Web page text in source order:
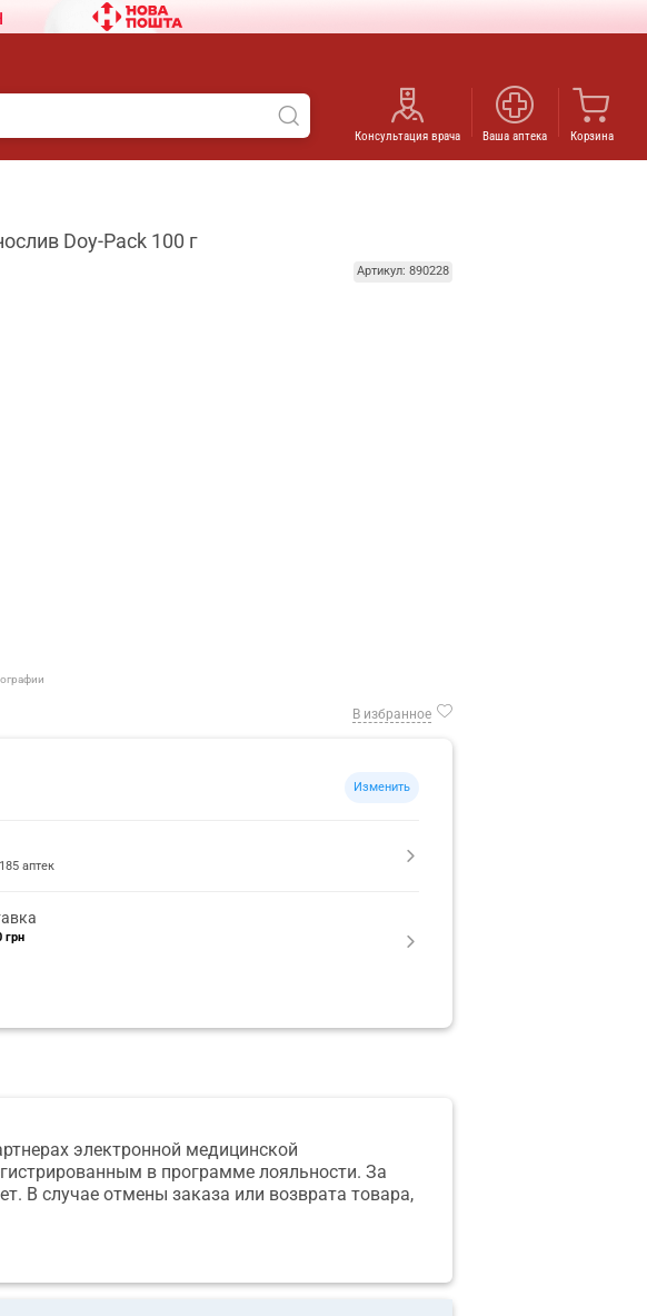
Консультация врача Ваша аптека Корзина
Doy-Pack 100 г
Артикул: 890228
В избранное
Изменить
185 аптек
грн
электронной медицинской
в программе лояльности. За
В случае отмены заказа или возврата товара,